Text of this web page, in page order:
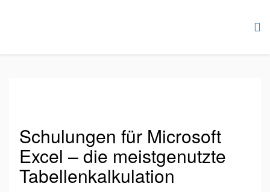
Schulungen für Microsoft
Excel – die meistgenutzte
Tabellenkalkulation